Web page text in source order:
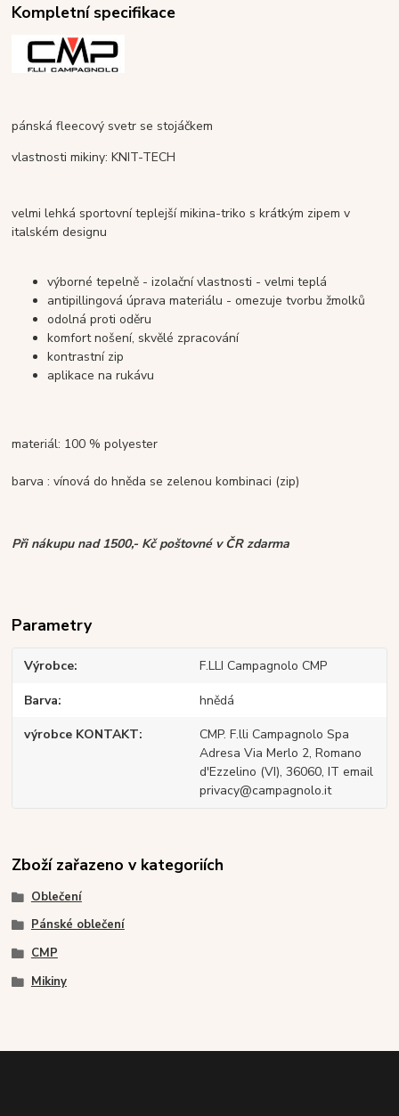
Kompletní specifikace
pánská fleecový svetr se stojáčkem
vlastnosti mikiny: KNIT-TECH
velmi lehká sportovní teplejší mikina-triko s krátkým zipem v
italském designu
výborné tepelně - izolační vlastnosti - velmi teplá
antipillingová úprava materiálu - omezuje tvorbu žmolků
odolná proti oděru
komfort nošení, skvělé zpracování
kontrastní zip
aplikace na rukávu
materiál: 100 % polyester
barva : vínová do hněda se zelenou kombinaci (zip)
Při nákupu nad 1500,- Kč poštovné v ČR zdarma
Parametry
Výrobce F.LLI Campagnolo CMP
Barva hnědá
výrobce KONTAKT
CMP. F.lli Campagnolo Spa
Adresa Via Merlo 2, Romano
d'Ezzelino (VI), 36060, IT email
privacy@campagnolo.it
Zboží zařazeno v kategoriích
Oblečení
Pánské oblečení
CMP
Mikiny